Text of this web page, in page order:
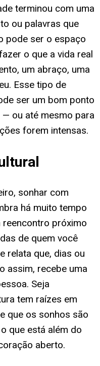
terminou com uma
ou palavras que
pode ser o espaço
o que a vida real
um abraço, uma
Esse tipo de
ser um bom ponto
ou até mesmo para
forem intensas.
sonhar com
há muito tempo
próximo
de quem você
relata que, dias ou
assim, recebe uma
Seja
tem raízes em
que os sonhos são
que está além do
aberto.